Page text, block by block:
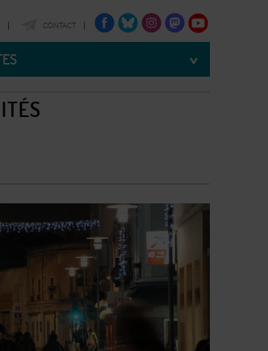
CONTACT
FACEBOOKTWITTERINSTAGRAMTWITTERYOUTUBE